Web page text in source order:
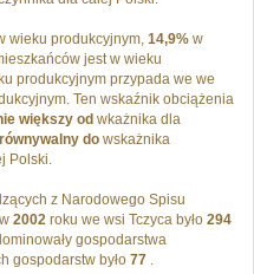
wieku produkcyjnym, 14,9% w
jest w wieku
produkcyjnym przypada we we
Ten wskaźnik obciążenia
większy od wkażnika dla
do wskażnika
Polski.
z Narodowego Spisu
2002 roku we wsi Tczyca było 294
gospodarstwa
gospodarstw było 77 .